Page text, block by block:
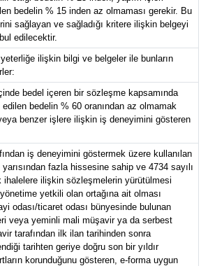
bedelin % 15 inden az olmaması gerekir. Bu
sağlayan ve sağladığı kritere ilişkin belgeyi
edilecektir.
ilişkin bilgi ve belgeler ile bunların
bedel içeren bir sözleşme kapsamında
bedelin % 60 oranından az olmamak
benzer işlere ilişkin iş deneyimini gösteren
iş deneyimini göstermek üzere kullanılan
fazla hissesine sahip ve 4734 sayılı
ihalelere ilişkin sözleşmelerin yürütülmesi
yetkili olan ortağına ait olması
odası/ticaret odası bünyesinde bulunan
veya yeminli mali müşavir ya da serbest
tarafından ilk ilan tarihinden sonra
tarihten geriye doğru son bir yıldır
korunduğunu gösteren, e-forma uygun